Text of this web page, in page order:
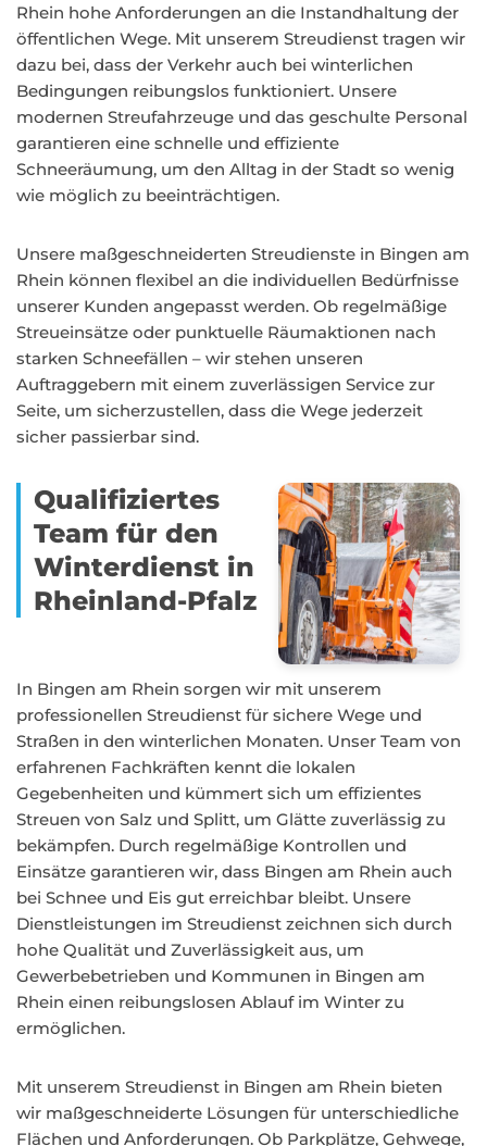
Rhein hohe Anforderungen an die Instandhaltung der
öffentlichen Wege. Mit unserem Streudienst tragen wir
dazu bei, dass der Verkehr auch bei winterlichen
Bedingungen reibungslos funktioniert. Unsere
modernen Streufahrzeuge und das geschulte Personal
garantieren eine schnelle und effiziente
Schneeräumung, um den Alltag in der Stadt so wenig
wie möglich zu beeinträchtigen.
Unsere maßgeschneiderten Streudienste in Bingen am
Rhein können flexibel an die individuellen Bedürfnisse
unserer Kunden angepasst werden. Ob regelmäßige
Streueinsätze oder punktuelle Räumaktionen nach
starken Schneefällen – wir stehen unseren
Auftraggebern mit einem zuverlässigen Service zur
Seite, um sicherzustellen, dass die Wege jederzeit
sicher passierbar sind.
Qualifiziertes
Team für den
Winterdienst in
Rheinland-Pfalz
In Bingen am Rhein sorgen wir mit unserem
professionellen Streudienst für sichere Wege und
Straßen in den winterlichen Monaten. Unser Team von
erfahrenen Fachkräften kennt die lokalen
Gegebenheiten und kümmert sich um effizientes
Streuen von Salz und Splitt, um Glätte zuverlässig zu
bekämpfen. Durch regelmäßige Kontrollen und
Einsätze garantieren wir, dass Bingen am Rhein auch
bei Schnee und Eis gut erreichbar bleibt. Unsere
Dienstleistungen im Streudienst zeichnen sich durch
hohe Qualität und Zuverlässigkeit aus, um
Gewerbebetrieben und Kommunen in Bingen am
Rhein einen reibungslosen Ablauf im Winter zu
ermöglichen.
Mit unserem Streudienst in Bingen am Rhein bieten
wir maßgeschneiderte Lösungen für unterschiedliche
Flächen und Anforderungen. Ob Parkplätze, Gehwege,